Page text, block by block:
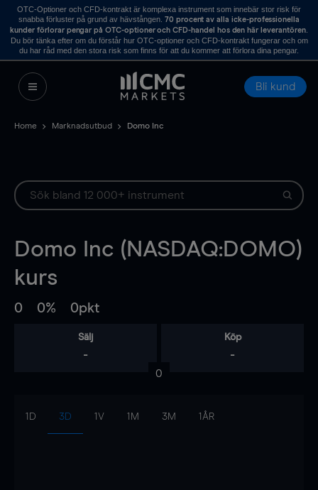
OTC-Optioner och CFD-kontrakt är komplexa instrument som innebär stor risk för
snabba förluster på grund av hävstången. 70 procent av alla icke-professionella
kunder förlorar pengar på OTC-optioner och CFD-handel hos den här leverantören.
Du bör tänka efter om du förstår hur OTC-optioner och CFD-kontrakt fungerar och om
du har råd med den stora risk som finns för att du kommer att förlora dina pengar.
Bli kund
Home Marknadsutbud Domo Inc
Domo Inc (NASDAQ:DOMO)
kurs
0 0% 0pkt
Sälj
-
Köp
-
0
1D 3D 1V 1M 3M 1ÅR